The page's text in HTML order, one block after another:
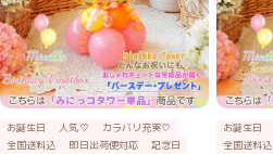
お誕生日 人気♡
カラバリ充実♡
全国送料込
即日出荷便対応 記念日
お誕生日
全国送料込